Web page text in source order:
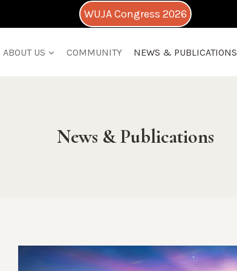
WUJA Congress 2026
ABOUT US COMMUNITY NEWS & PUBLICATIONS
News & Publications